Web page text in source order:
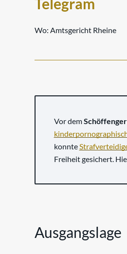
Wo: Amtsgericht Rheine
Vor dem
konnte
Freiheit gesichert.
Ausgangslage